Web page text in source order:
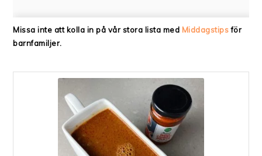
Missa inte att kolla in på vår stora lista med Middagstipsför
barnfamiljer.